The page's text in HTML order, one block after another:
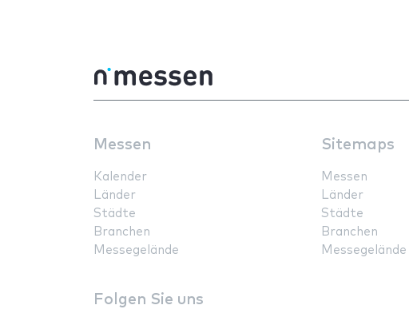
Messen
Kalender
Länder
Städte
Branchen
Messegelände
Sitemaps
Messen
Länder
Städte
Branchen
Messegelände
Folgen Sie uns